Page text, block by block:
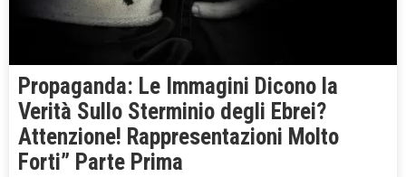
Propaganda: Le Immagini Dicono la
Verità Sullo Sterminio degli Ebrei?
Attenzione! Rappresentazioni Molto
Forti” Parte Prima